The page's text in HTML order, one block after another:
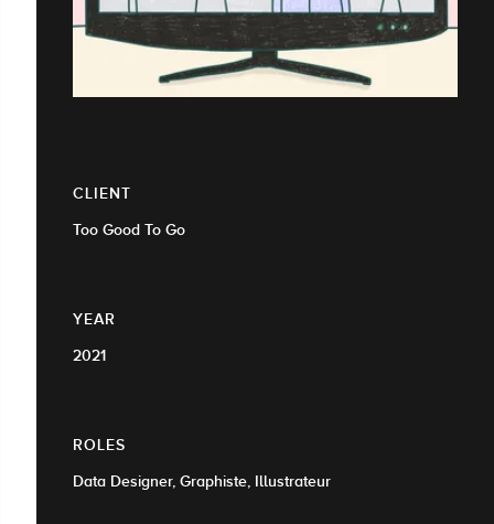
CLIENT
Too Good To Go
YEAR
2021
ROLES
Data Designer, Graphiste, Illustrateur